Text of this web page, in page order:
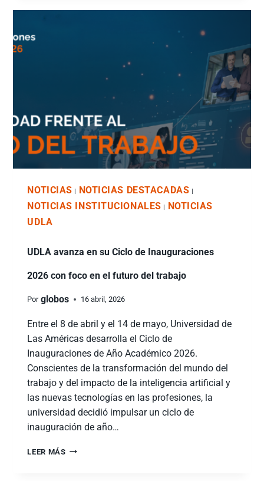
NOTICIAS | NOTICIAS DESTACADAS |
NOTICIAS INSTITUCIONALES | NOTICIAS
UDLA
UDLA avanza en su Ciclo de Inauguraciones
2026 con foco en el futuro del trabajo
Por globos 16 abril, 2026
Entre el 8 de abril y el 14 de mayo, Universidad de
Las Américas desarrolla el Ciclo de
Inauguraciones de Año Académico 2026.
Conscientes de la transformación del mundo del
trabajo y del impacto de la inteligencia artificial y
las nuevas tecnologías en las profesiones, la
universidad decidió impulsar un ciclo de
inauguración de año…
LEER MÁS